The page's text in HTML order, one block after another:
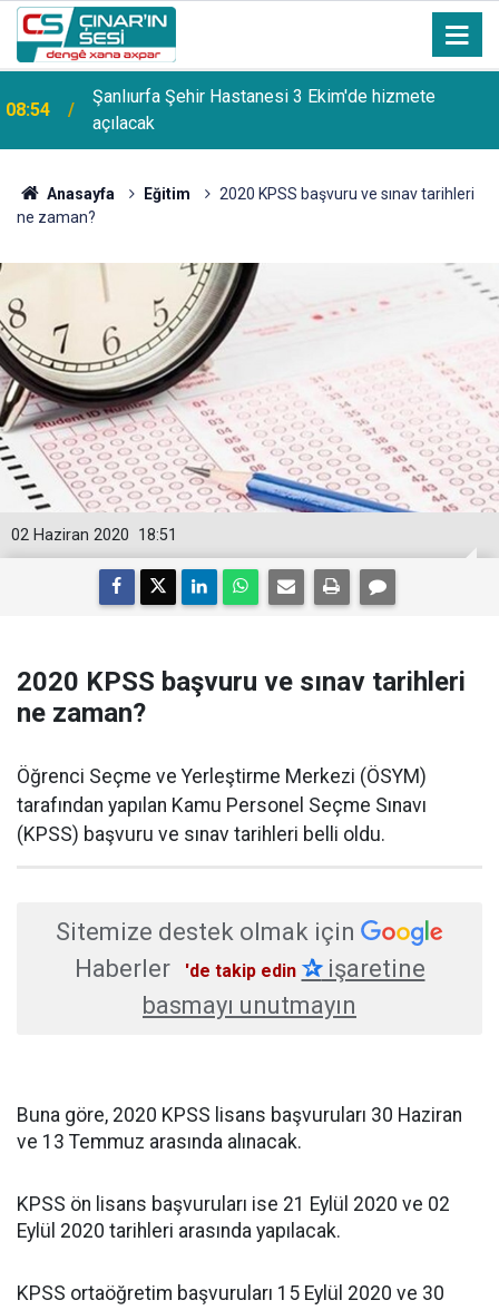
08:54
Şanlıurfa Şehir Hastanesi 3 Ekim'de hizmete
açılacak
Anasayfa Eğitim
2020 KPSS başvuru ve sınav tarihleri
ne zaman?
18:51
02 Haziran 2020
2020 KPSS başvuru ve sınav tarihleri
ne zaman?
​Öğrenci Seçme ve Yerleştirme Merkezi (ÖSYM)
tarafından yapılan Kamu Personel Seçme Sınavı
(KPSS) başvuru ve sınav tarihleri belli oldu.
Sitemize destek olmak için
Haberler
'de takip edin ✰işaretine
basmayı unutmayın
Buna göre, 2020 KPSS lisans başvuruları 30 Haziran
ve 13 Temmuz arasında alınacak.
KPSS ön lisans başvuruları ise 21 Eylül 2020 ve 02
Eylül 2020 tarihleri arasında yapılacak.
KPSS ortaöğretim başvuruları 15 Eylül 2020 ve 30